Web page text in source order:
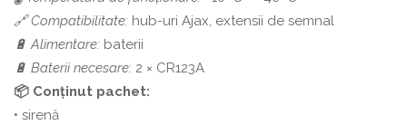
🔗 Compatibilitate: hub-uri Ajax, extensii de semnal
🔋 Alimentare: baterii
🔋 Baterii necesare: 2 × CR123A
📦 Conținut pachet:
• sirenă